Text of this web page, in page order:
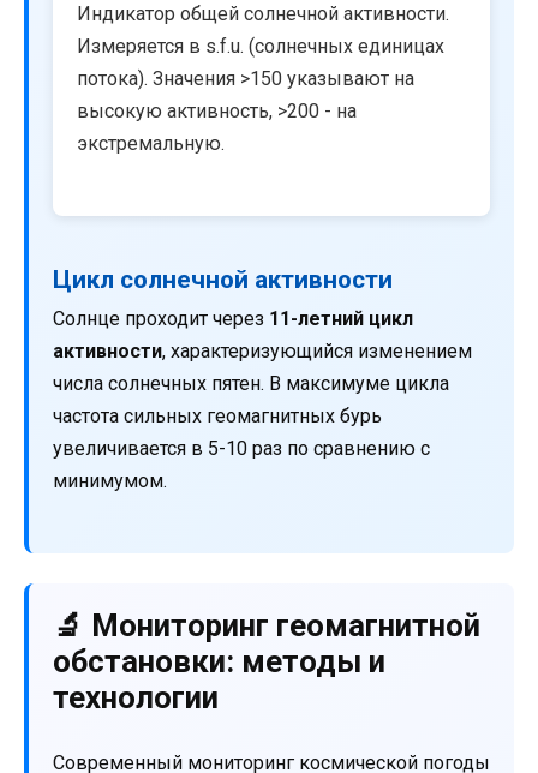
Индикатор общей солнечной активности.
Измеряется в s.f.u. (солнечных единицах
потока). Значения >150 указывают на
высокую активность, >200 - на
экстремальную.
Цикл солнечной активности
Солнце проходит через 11-летний цикл
активности, характеризующийся изменением
числа солнечных пятен. В максимуме цикла
частота сильных геомагнитных бурь
увеличивается в 5-10 раз по сравнению с
минимумом.
🔬 Мониторинг геомагнитной
обстановки: методы и
технологии
Современный мониторинг космической погоды